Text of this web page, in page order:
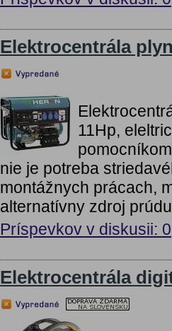
Elektrocentrála
11Hp,
nie je potreba
montážnych prácach,
alternatívny zdroj
Príspevkov v diskusii: 0
Elektrocentrála